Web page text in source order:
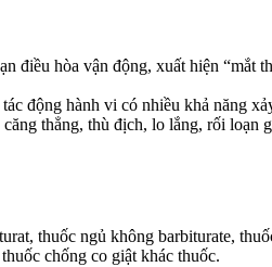
điều hòa vận động, xuất hiện “mắt
động hành vi có nhiều khả năng
thẳng, thù địch, lo lắng, rối loạn
thuốc ngủ không barbiturate,
chống co giật khác thuốc.